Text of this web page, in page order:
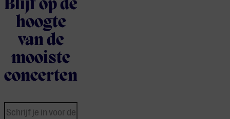
Blijf op de
hoogte
van de
mooiste
concerten